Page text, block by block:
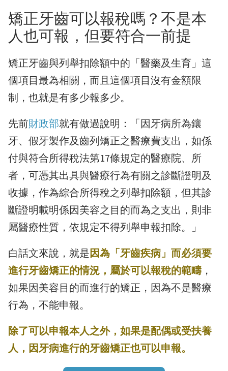
矯正牙齒可以報稅嗎？不是本
人也可報，但要符合一前提
矯正牙齒與列舉扣除額中的「醫藥及生育」這
個項目最為相關，而且這個項目沒有金額限
制，也就是有多少報多少。
先前財政部就有做過說明：「因牙病所為鑲
牙、假牙製作及齒列矯正之醫療費支出，如係
付與符合所得稅法第17條規定的醫療院、所
者，可憑其出具與醫療行為有關之診斷證明及
收據，作為綜合所得稅之列舉扣除額，但其診
斷證明載明係因美容之目的而為之支出，則非
屬醫療性質，依規定不得列舉申報扣除。」
白話文來說，就是因為「牙齒疾病」而必須要
進行牙齒矯正的情況，屬於可以報稅的範疇 ，
如果因美容目的而進行的矯正，因為不是醫療
行為，不能申報。
除了可以申報本人之外，如果是配偶或受扶養
人，因牙病進行的牙齒矯正也可以申報。